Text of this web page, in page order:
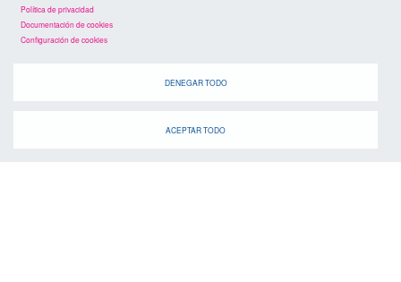
Política de privacidad
Documentación de cookies
Configuración de cookies
DENEGAR TODO
ACEPTAR TODO